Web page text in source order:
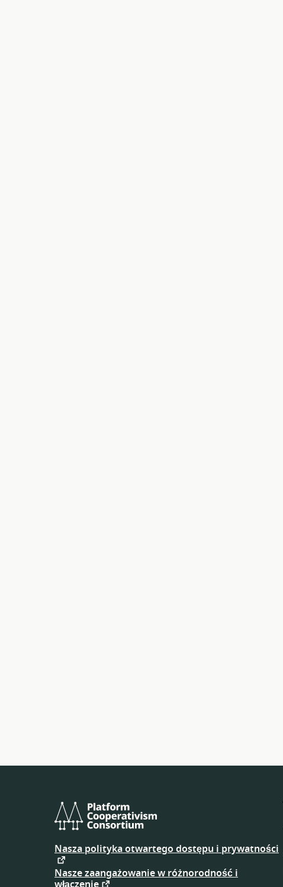
Platform
Cooperativism
Consortium
Nasza polityka otwartego dostępu i prywatności
Nasze zaangażowanie w różnorodność i